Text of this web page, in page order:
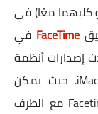
كليهما معًا) في
FaceTime في
إصدارات أنظمة
التشغيل لأجهزة آبل سواء MacBook أو iMac. حيث يمكن
للشخص مشاركة الشاشة أثناء مكالمة Facetime مع الطرف